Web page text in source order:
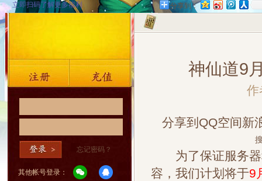
立即扫码了解更多福利
忘记密码？
其他帐号登录：
分享到：
神仙道9
作
分享到 QQ空间新
为了保证服务器
容，我们计划将于9